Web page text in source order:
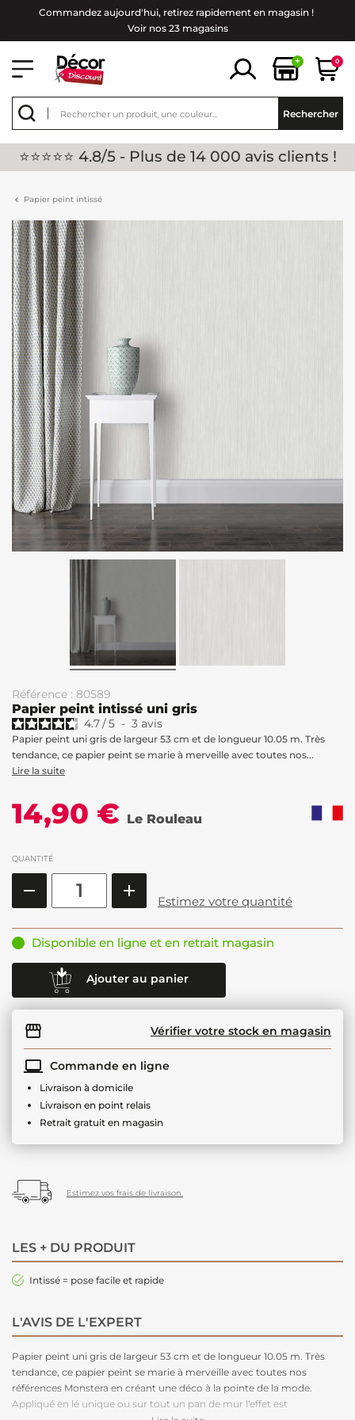
Commandez aujourd'hui, retirez rapidement en magasin !
Voir nos 23 magasins
+ 0
Rechercher
⭐⭐⭐⭐⭐ 4.8/5 - Plus de 14 000 avis clients !
Papier peint intissé
Référence : 80589
Papier peint intissé uni gris
4.7/5 - 3 avis
Papier peint uni gris de largeur 53 cm et de longueur 10.05 m. Très
tendance, ce papier peint se marie à merveille avec toutes nos...
Lire la suite
14,90 € Le Rouleau
QUANTITÉ
Estimez votre quantité
Disponible en ligne et en retrait magasin
Ajouter au panier
Vérifier votre stock en magasin
Commande en ligne
Livraison à domicile
Livraison en point relais
Retrait gratuit en magasin
Estimez vos frais de livraison.
LES + DU PRODUIT
Intissé = pose facile et rapide
L'AVIS DE L'EXPERT
Papier peint uni gris de largeur 53 cm et de longueur 10.05 m. Très
tendance, ce papier peint se marie à merveille avec toutes nos
références Monstera en créant une déco à la pointe de la mode.
Appliqué en lé unique ou sur tout un pan de mur l'effet est